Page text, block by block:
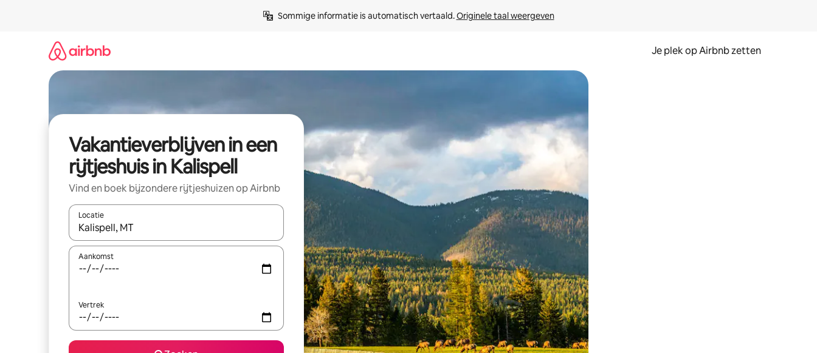
Sommige informatie is automatisch vertaald. Originele taal weergeven
Je plek op Airbnb zetten
Vakantieverblijven in een
rijtjeshuis in Kalispell
Vind en boek bijzondere rijtjeshuizen op Airbnb
Locatie
Wanneer er resultaten beschikbaar zijn, maak je een keuze met je de pijltjestoetsen omhoog en omlaag, óf door te tikken of swipen.
Aankomst
Vertrek